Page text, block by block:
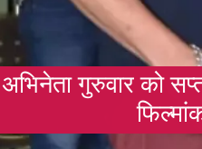
अभिनेता गुरुवार को